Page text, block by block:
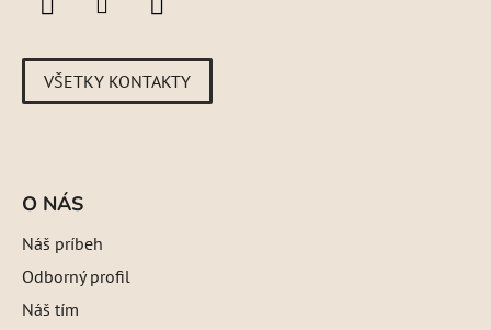
VŠETKY KONTAKTY
O NÁS
Náš príbeh
Odborný profil
Náš tím